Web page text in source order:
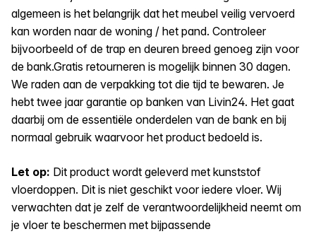
algemeen is het belangrijk dat het meubel veilig vervoerd
kan worden naar de woning / het pand. Controleer
bijvoorbeeld of de trap en deuren breed genoeg zijn voor
de bank.Gratis retourneren is mogelijk binnen 30 dagen.
We raden aan de verpakking tot die tijd te bewaren. Je
hebt twee jaar garantie op banken van Livin24. Het gaat
daarbij om de essentiële onderdelen van de bank en bij
normaal gebruik waarvoor het product bedoeld is.
Let op: Dit product wordt geleverd met kunststof
vloerdoppen. Dit is niet geschikt voor iedere vloer. Wij
verwachten dat je zelf de verantwoordelijkheid neemt om
je vloer te beschermen met bijpassende